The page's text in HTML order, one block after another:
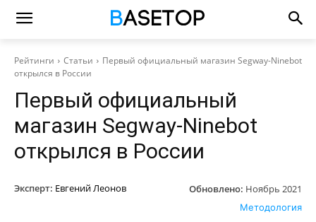
Рейтинги Статьи
Первый официальный магазин Segway-Ninebot
открылся в России
Первый официальный
магазин Segway-Ninebot
открылся в России
Эксперт: Евгений Леонов Обновлено: Ноябрь 2021
Методология